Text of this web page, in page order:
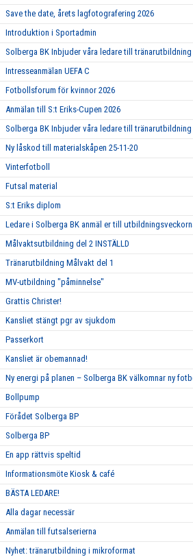
Save the date, årets lagfotografering 2026
Introduktion i Sportadmin
Solberga BK Inbjuder våra ledare till tränarutbildning
Intresseanmälan UEFA C
Fotbollsforum för kvinnor 2026
Anmälan till S:t Eriks-Cupen 2026
Solberga BK Inbjuder våra ledare till tränarutbildning
Ny låskod till materialskåpen 25-11-20
Vinterfotboll
Futsal material
S:t Eriks diplom
Ledare i Solberga BK anmäl er till
Målvaktsutbildning del 2 INSTÄLLD
Tränarutbildning Målvakt del 1
MV-utbildning "påminnelse"
Grattis Christer!
Kansliet stängt pgr av sjukdom
Passerkort
Kansliet är obemannad!
Ny energi på planen – Solberga BK välkomnar ny
Bollpump
Förådet Solberga BP
Solberga BP
En app rättvis speltid
Informationsmöte Kiosk & café
BÄSTA LEDARE!
Alla dagar necessär
Anmälan till futsalserierna
Nyhet: tränarutbildning i mikroformat